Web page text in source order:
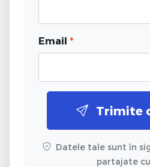
Email *
Trimite
Datele tale sunt în
partajate